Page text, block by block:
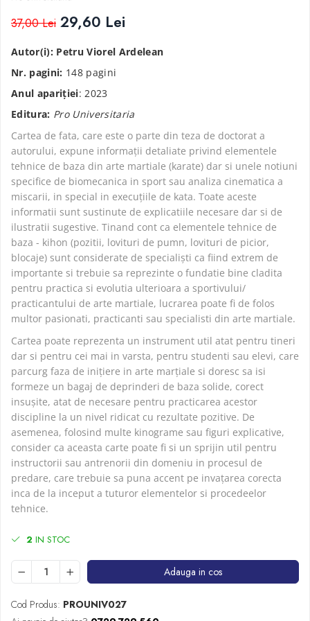
Istorie
Jurnale/Memorii
Manuale scolare/Cursuri
Medicină
Politică/Geopolitică
Proză
Psihologie
Sociologie
Spiritualitate/Ezoterism
Sport
Stiinte/Educatie
37,00 Lei 29,60 Lei
Autor(i): Petru Viorel Ardelean
Nr. pagini: 148 pagini
Anul apariţiei: 2023
Editura: Pro Universitaria
Cartea de fata, care este o parte din teza de doctorat a
autorului, expune informații detaliate privind elementele
tehnice de baza din arte martiale (karate) dar si unele notiuni
specifice de biomecanica in sport sau analiza cinematica a
miscarii, in special in execuțiile de kata. Toate aceste
informatii sunt sustinute de explicatiile necesare dar si de
ilustratii sugestive. Tinand cont ca elementele tehnice de
baza - kihon (pozitii, lovituri de pumn, lovituri de picior,
blocaje) sunt considerate de specialiști ca fiind extrem de
importante si trebuie sa reprezinte o fundatie bine cladita
pentru practica si evolutia ulterioara a sportivului/
practicantului de arte martiale, lucrarea poate fi de folos
multor pasionati, practicanti sau specialisti din arte martiale.
Cartea poate reprezenta un instrument util atat pentru tineri
dar si pentru cei mai in varsta, pentru studenti sau elevi, care
parcurg faza de inițiere in arte marțiale si doresc sa isi
formeze un bagaj de deprinderi de baza solide, corect
insușite, atat de necesare pentru practicarea acestor
discipline la un nivel ridicat cu rezultate pozitive. De
asemenea, folosind multe kinograme sau figuri explicative,
consider ca aceasta carte poate fi si un sprijin util pentru
instructorii sau antrenorii din domeniu in procesul de
predare, care trebuie sa puna accent pe invațarea corecta
inca de la inceput a tuturor elementelor si procedeelor
tehnice.
2 IN STOC
Adauga in cos
Cod Produs: PROUNIV027